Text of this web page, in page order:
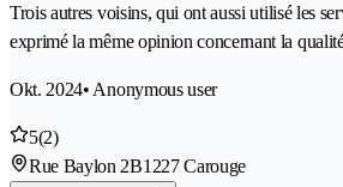
Trois autres voisins, qui ont aussi utilisé les
exprimé la même opinion concernant la
Okt. 2024• Anonymous user
5(2)
Rue Baylon 2B1227 Carouge